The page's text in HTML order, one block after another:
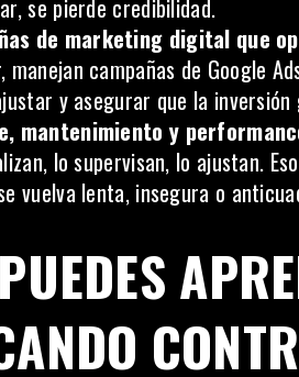
se pierde credibilidad.
de marketing digital que
manejan campañas de Google
y asegurar que la inversión
mantenimiento y
lo supervisan, lo ajustan.
vuelva lenta, insegura o